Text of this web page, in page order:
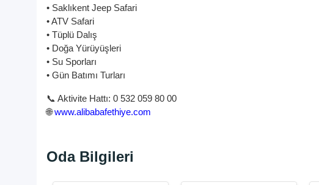
• Saklıkent Jeep Safari
• ATV Safari
• Tüplü Dalış
• Doğa Yürüyüşleri
• Su Sporları
• Gün Batımı Turları
📞 Aktivite Hattı: 0 532 059 80 00
🌐www.alibabafethiye.com
Oda Bilgileri